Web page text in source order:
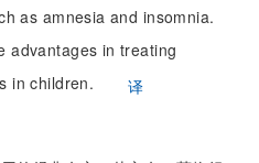
as amnesia and insomnia.
advantages in treating
in children.
译